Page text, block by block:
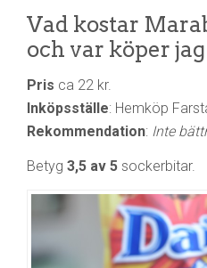
Vad kostar
och var köper
Pris ca 22 kr.
Inköpsställe: Hemköp
Rekommendation: Inte
Betyg 3,5 av 5 sockerbitar.